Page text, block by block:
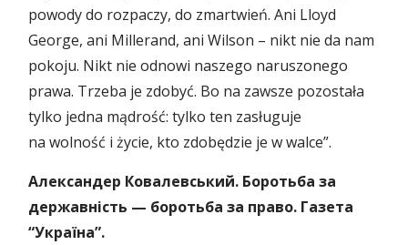
powody do rozpaczy, do zmartwień. Ani Lloyd
George, ani Millerand, ani Wilson – nikt nie da nam
pokoju. Nikt nie odnowi naszego naruszonego
prawa. Trzeba je zdobyć. Bo na zawsze pozostała
tylko jedna mądrość: tylko ten zasługuje
na wolność i życie, kto zdobędzie je w walce”.
Александер Ковалевський. Боротьба за
дeржавність — боротьба за право. Газета
“Україна”.